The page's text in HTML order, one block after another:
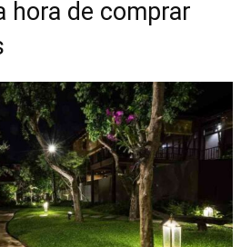
hora de comprar